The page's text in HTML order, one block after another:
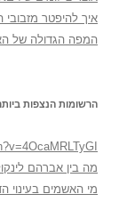
איך להיפטר מזבובי
המפה הגדולה של
הרשומות הנצפות
מה בין אברהם
מי האשמים בעינוי